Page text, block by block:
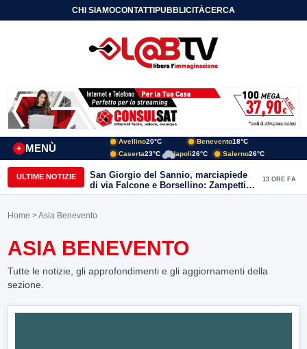
CHI SIAMOCONTATTIPUBBLICITÀCERCA
MENÙ
+
Avellino20°C Benevento18°C
Caserta23°C Napoli26°C Salerno26°C
ULTIME NOTIZIE
San Giorgio del Sannio, marciapiede
di via Falcone e Borsellino: Zampetti e
Lombardi replicano alle polemiche
13 ORE FA
Home > Asia Benevento
ASIA BENEVENTO
Tutte le notizie, gli approfondimenti e gli aggiornamenti della
sezione.